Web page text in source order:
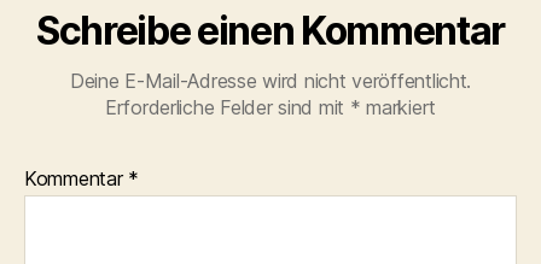
Schreibe einen Kommentar
Deine E-Mail-Adresse wird nicht veröffentlicht.
Erforderliche Felder sind mit * markiert
Kommentar *